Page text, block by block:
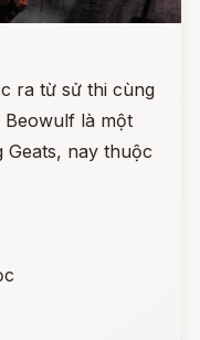
ra từ sử thi cùng
Beowulf là một
nay thuộc